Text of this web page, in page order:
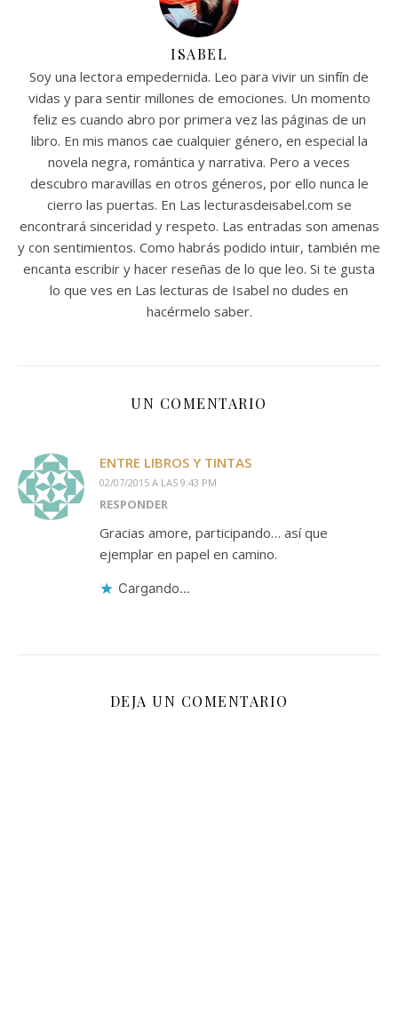
ISABEL
Soy una lectora empedernida. Leo para vivir un sinfín de
vidas y para sentir millones de emociones. Un momento
feliz es cuando abro por primera vez las páginas de un
libro. En mis manos cae cualquier género, en especial la
novela negra, romántica y narrativa. Pero a veces
descubro maravillas en otros géneros, por ello nunca le
cierro las puertas. En Las lecturasdeisabel.com se
encontrará sinceridad y respeto. Las entradas son amenas
y con sentimientos. Como habrás podido intuir, también me
encanta escribir y hacer reseñas de lo que leo. Si te gusta
lo que ves en Las lecturas de Isabel no dudes en
hacérmelo saber.
UN COMENTARIO
ENTRE LIBROS Y TINTAS
02/07/2015 A LAS 9:43 PM
RESPONDER
Gracias amore, participando… así que
ejemplar en papel en camino.
Cargando...
DEJA UN COMENTARIO